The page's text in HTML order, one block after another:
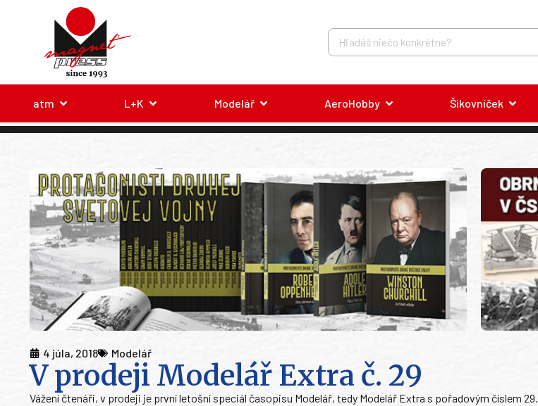
atm L+K Modelář AeroHobby Šikovníček
4 júla, 2018 Modelář
V prodeji Modelář Extra č. 29
Vážení čtenáři, v prodeji je první letošní speciál časopisu Modelář, tedy Modelář Extra s pořadovým číslem 29.